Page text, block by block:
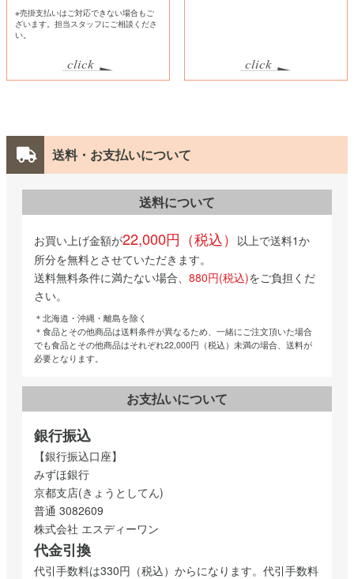
※売掛支払いはご対応できない場合もご
ざいます。担当スタッフにご相談くださ
い。
送料・お支払いについて
送料について
お買い上げ金額が22,000円（税込） 以上で送料1か
所分を無料とさせていただきます。
送料無料条件に満たない場合、 880円(税込)をご負担くだ
さい。
＊北海道・沖縄・離島を除く
＊食品とその他商品は送料条件が異なるため、一緒にご注文頂いた場合
でも食品とその他商品はそれぞれ22,000円（税込）未満の場合、送料が
必要となります。
お支払いについて
銀行振込
【銀行振込口座】
みずほ銀行
京都支店(きょうとしてん)
普通 3082609
株式会社 エスディーワン
代金引換
代引手数料は330円（税込）からになります。代引手数料